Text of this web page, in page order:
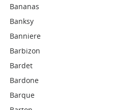
Bananas
Banksy
Banniere
Barbizon
Bardet
Bardone
Barque